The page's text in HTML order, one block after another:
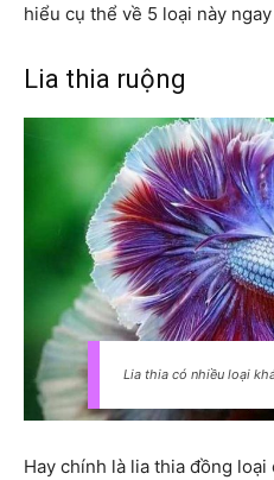
hiểu cụ thể về 5 loại này
Lia thia ruộng
Lia thia có nhiều loại
Hay chính là lia thia đồng